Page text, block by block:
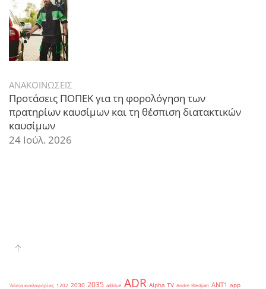
ΑΝΑΚΟΙΝΩΣΕΙΣ
Προτάσεις ΠΟΠΕΚ για τη φορολόγηση των
πρατηρίων καυσίμων και τη θέσπιση διατακτικών
καυσίμων
24 Ιούλ. 2026
'άδεια κυκλοφορίας 1202 2030 2035 adblue ADR Alpha TV Andre Bledjian ANT1 app